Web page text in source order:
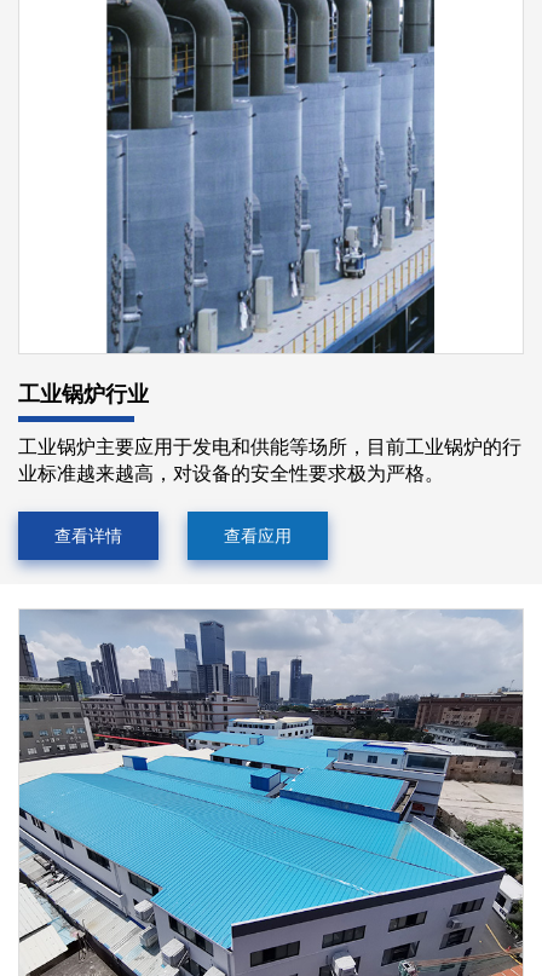
工业锅炉行业
工业锅炉主要应用于发电和供能等场所，目前工业锅炉的行
业标准越来越高，对设备的安全性要求极为严格。
查看详情 查看应用